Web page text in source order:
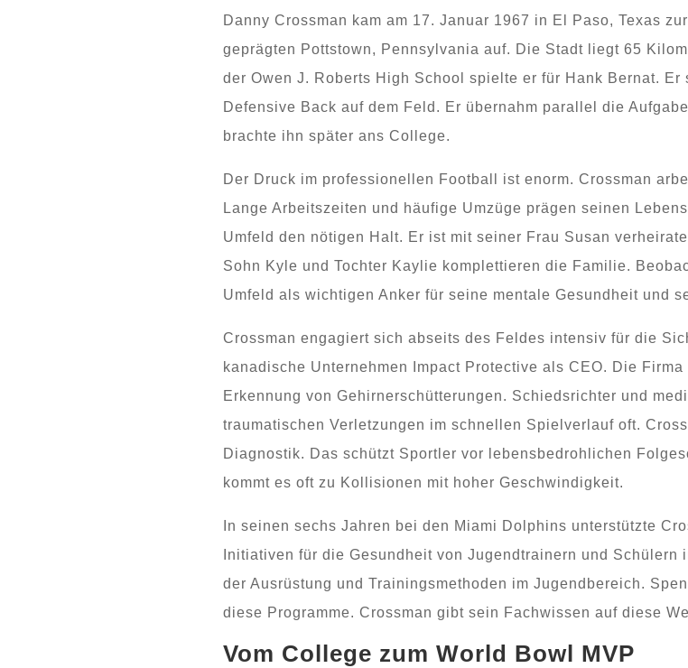
Danny Crossman kam am 17. Januar 1967 in El Paso, Texas
geprägten Pottstown, Pennsylvania auf. Die Stadt liegt 65
der Owen J. Roberts High School spielte er für Hank Bernat. Er
Defensive Back auf dem Feld. Er übernahm parallel die
brachte ihn später ans College.
Der Druck im professionellen Football ist enorm. Crossman
Lange Arbeitszeiten und häufige Umzüge prägen seinen
Umfeld den nötigen Halt. Er ist mit seiner Frau Susan
Sohn Kyle und Tochter Kaylie komplettieren die Familie.
Umfeld als wichtigen Anker für seine mentale Gesundheit und
Crossman engagiert sich abseits des Feldes intensiv für die
kanadische Unternehmen Impact Protective als CEO. Die
Erkennung von Gehirnerschütterungen. Schiedsrichter und
traumatischen Verletzungen im schnellen Spielverlauf oft.
Diagnostik. Das schützt Sportler vor lebensbedrohlichen
kommt es oft zu Kollisionen mit hoher Geschwindigkeit.
In seinen sechs Jahren bei den Miami Dolphins unterstützte
Initiativen für die Gesundheit von Jugendtrainern und
der Ausrüstung und Trainingsmethoden im Jugendbereich.
diese Programme. Crossman gibt sein Fachwissen auf diese
Vom College zum World Bowl MVP